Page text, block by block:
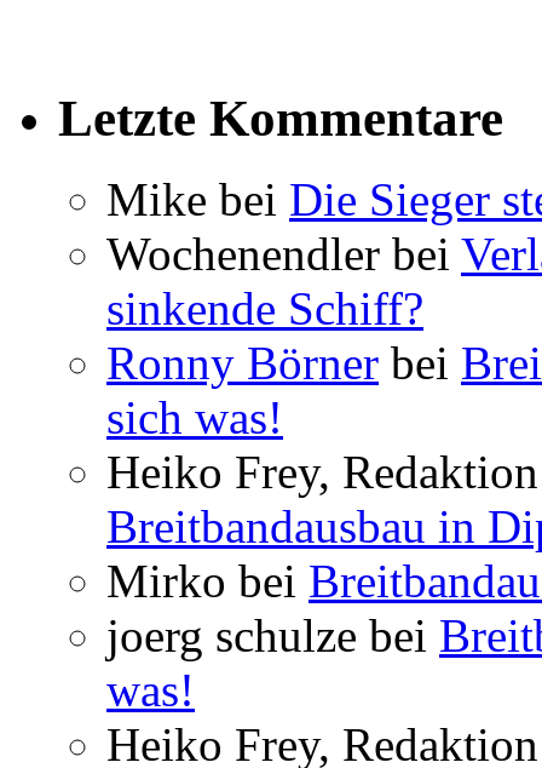
Letzte Kommentare
Mike bei Die Sieger
Wochenendler bei
sinkende Schiff?
Ronny Börner bei
sich was!
Heiko Frey,
Breitbandausbau in
Mirko bei
joerg schulze bei
was!
Heiko Frey,